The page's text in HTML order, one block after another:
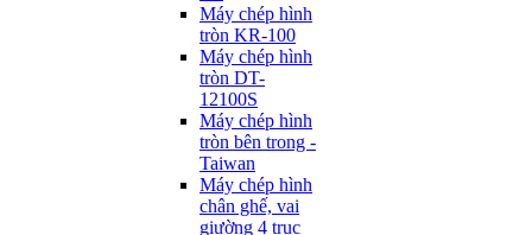
Máy chép hình
tròn KR-100
Máy chép hình
tròn DT-
12100S
Máy chép hình
tròn bên trong -
Taiwan
Máy chép hình
chân ghế, vai
giường 4 trục